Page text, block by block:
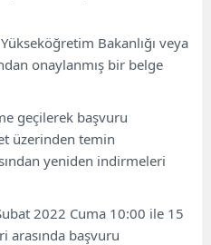
Bakanlığı veya
onaylanmış bir belge
geçilerek başvuru
üzerinden temin
yeniden indirmeleri
2022 Cuma 10:00 ile 15
arasında başvuru